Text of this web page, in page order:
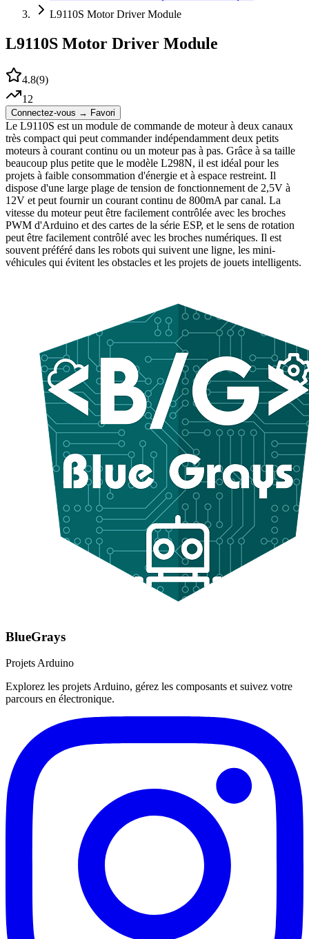
L9110S Motor Driver Module
L9110S Motor Driver Module
4.8(9)
12
Connectez-vous → Favori
Le L9110S est un module de commande de moteur à deux canaux
très compact qui peut commander indépendamment deux petits
moteurs à courant continu ou un moteur pas à pas. Grâce à sa taille
beaucoup plus petite que le modèle L298N, il est idéal pour les
projets à faible consommation d'énergie et à espace restreint. Il
dispose d'une large plage de tension de fonctionnement de 2,5V à
12V et peut fournir un courant continu de 800mA par canal. La
vitesse du moteur peut être facilement contrôlée avec les broches
PWM d'Arduino et des cartes de la série ESP, et le sens de rotation
peut être facilement contrôlé avec les broches numériques. Il est
souvent préféré dans les robots qui suivent une ligne, les mini-
véhicules qui évitent les obstacles et les projets de jouets intelligents.
BlueGrays
Projets Arduino
Explorez les projets Arduino, gérez les composants et suivez votre
parcours en électronique.